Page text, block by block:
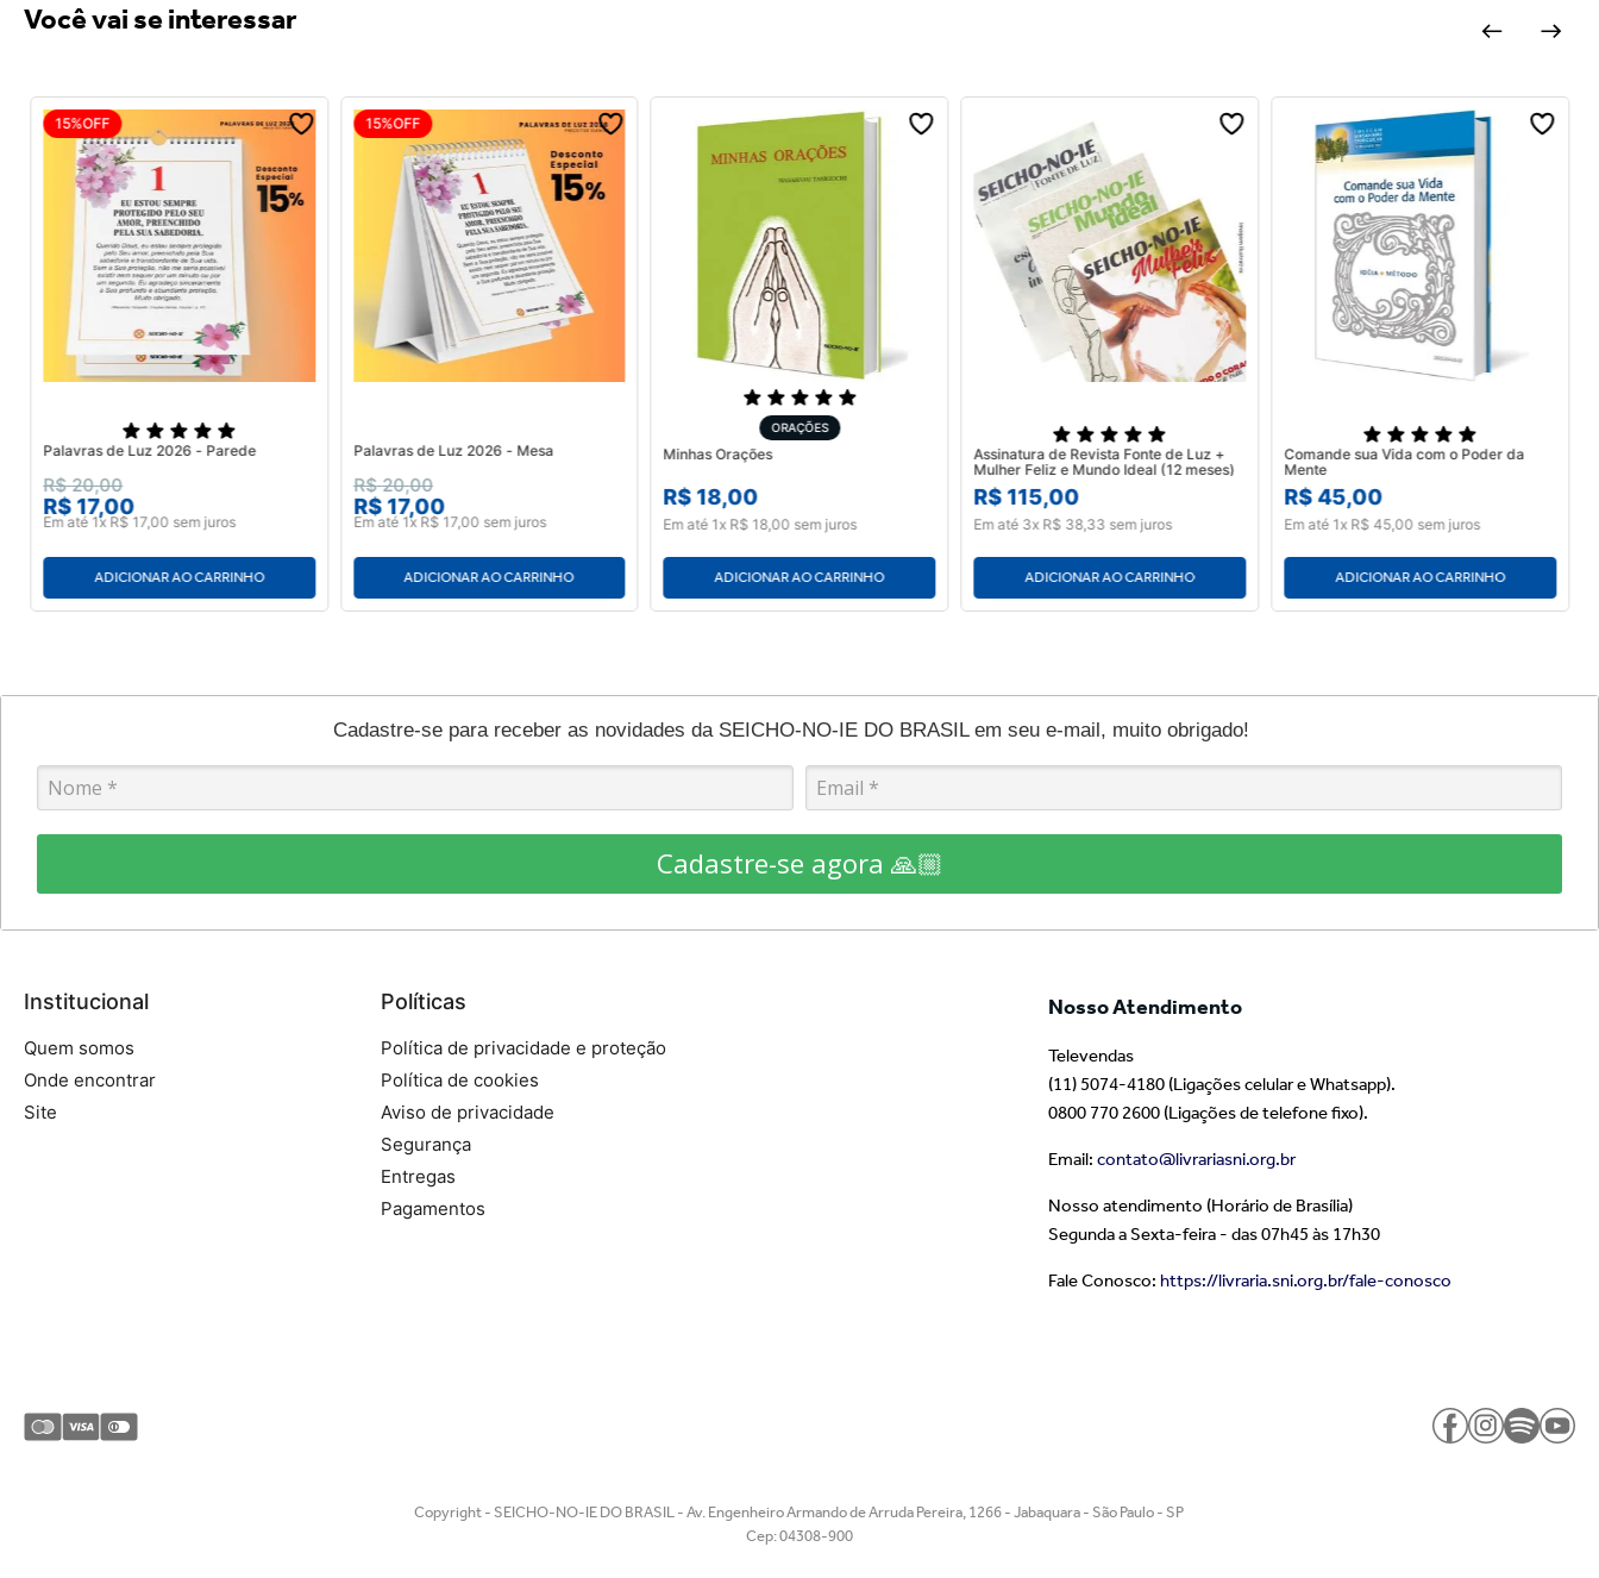
Você vai se interessar
15%OFF
Palavras de Luz 2026 - Parede
R$ 20,00
R$17,00
Em até 1x R$ 17,00 sem juros
ADICIONAR AO CARRINHO
15%OFF
Palavras de Luz 2026 - Mesa
R$ 20,00
R$17,00
Em até 1x R$ 17,00sem juros
ADICIONAR AO CARRINHO
ORAÇÕES
Minhas Orações
R$ 18,00
Em até 1x R$ 18, 00 sem juros
ADICIONAR AO CARRINHO
Assinatura de Revista Fonte de Luz +
Mulher Feliz e Mundo Ideal (12 meses)
R$ 115,00
Em até 3x R$ 38, 33 sem juros
ADICIONAR AO CARRINHO
Comande sua Vida com o Poder da
Mente
R$45,00
Em até 1x R$ 45 00 sem juros
ADICIONAR AO CARRINHO
Cadastre-se para receber as novidades da SEICHO-NO-IE DO BRASIL em seu e-mail, muito obrigado!
Cadastre-se agora 🙏🏼
Institucional
Quem somos
Onde encontrar
Site
Políticas
Política de privacidade e proteção
Política de cookies
Aviso de privacidade
Segurança
Entregas
Pagamentos
Nosso Atendimento
Televendas
(11) 5074-4180 (Ligações celular e Whatsapp).
0800 770 2600 (Ligações de telefone fixo).
Email: contato@livrariasni.org.br
Nosso atendimento (Horário de Brasília)
Segunda a Sexta-feira - das 07h45 às 17h30
Fale Conosco: https://livraria.sni.org.br/fale-conosco
Copyright - SEICHO-NO-IE DO BRASIL - Av. Engenheiro Armando de Arruda Pereira, 1266 - Jabaquara - São Paulo - SP
Cep: 04308-900